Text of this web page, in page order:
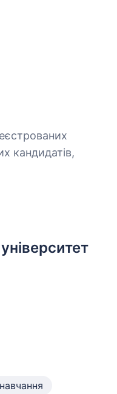
кандидатів,